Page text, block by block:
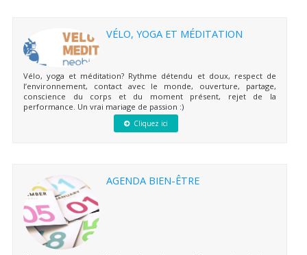
VÉLO, YOGA ET MÉDITATION
Vélo, yoga et méditation? Rythme détendu et doux, respect de
l’environnement, contact avec le monde, ouverture, partage,
conscience du corps et du moment présent, rejet de la
performance. Un vrai mariage de passion :)
Cliquez ici
AGENDA BIEN-ÊTRE